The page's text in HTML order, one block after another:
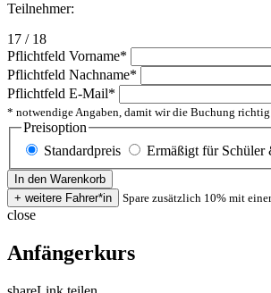
Teilnehmer:
17 / 18
Pflichtfeld Vorname*
Pflichtfeld Nachname*
Pflichtfeld E-Mail*
* notwendige Angaben, damit wir die Buchung
Preisoption
Standardpreis
Ermäßigt für Schüler
Spare zusätzlich 10% mit
close
Anfängerkurs